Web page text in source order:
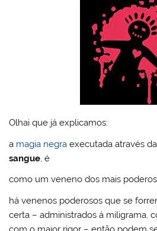
Olhai que já explicamos:
a magia negra executada através
sangue, é
como um veneno dos mais
há venenos poderosos que se
certa – administrados á miligrama,